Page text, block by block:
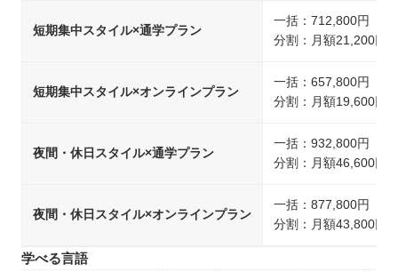
短期集中スタイル×通学プラン
一括：712,800円（税
分割：月額21,200円
短期集中スタイル×オンラインプラン
一括：657,800円（税
分割：月額19,600円
夜間・休日スタイル×通学プラン
一括：932,800円（税
分割：月額46,600円
夜間・休日スタイル×オンラインプラン
一括：877,800円（税
分割：月額43,800円
学べる言語